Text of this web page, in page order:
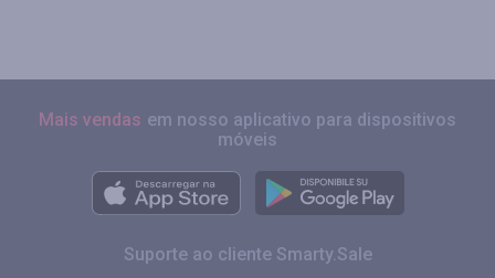
Mais vendas em nosso aplicativo para dispositivos
móveis
Suporte ao cliente Smarty.Sale